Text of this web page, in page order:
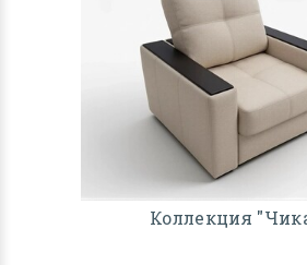
Коллекция